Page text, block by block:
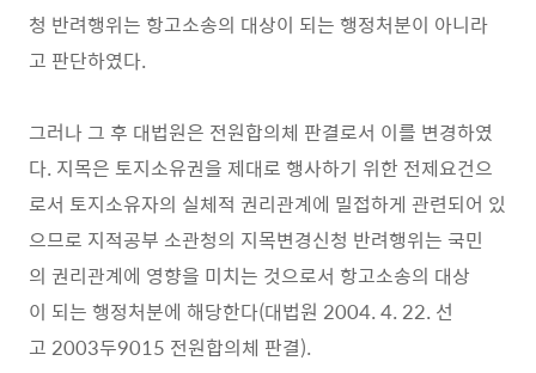
청 반려행위는 항고소송의 대상이 되는 행정처분이 아니라
고 판단하였다.
그러나 그 후 대법원은 전원합의체 판결로서 이를 변경하였
다. 지목은 토지소유권을 제대로 행사하기 위한 전제요건으
로서 토지소유자의 실체적 권리관계에 밀접하게 관련되어 있
으므로 지적공부 소관청의 지목변경신청 반려행위는 국민
의 권리관계에 영향을 미치는 것으로서 항고소송의 대상
이 되는 행정처분에 해당한다(대법원 2004. 4. 22. 선
고 2003두9015 전원합의체 판결).